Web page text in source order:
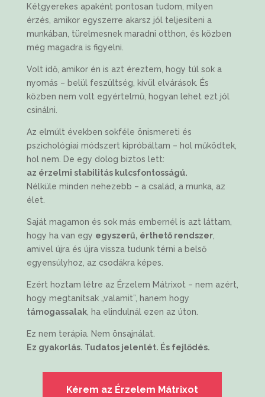
Kétgyerekes apaként pontosan tudom, milyen
érzés, amikor egyszerre akarsz jól teljesíteni a
munkában, türelmesnek maradni otthon, és közben
még magadra is figyelni.
Volt idő, amikor én is azt éreztem, hogy túl sok a
nyomás – belül feszültség, kívül elvárások. És
közben nem volt egyértelmű, hogyan lehet ezt jól
csinálni.
Az elmúlt években sokféle önismereti és
pszichológiai módszert kipróbáltam – hol működtek,
hol nem. De egy dolog biztos lett:
az érzelmi stabilitás kulcsfontosságú.
Nélküle minden nehezebb – a család, a munka, az
élet.
Saját magamon és sok más embernél is azt láttam,
hogy ha van egy egyszerű, érthető rendszer,
amivel újra és újra vissza tudunk térni a belső
egyensúlyhoz, az csodákra képes.
Ezért hoztam létre az Érzelem Mátrixot – nem azért,
hogy megtanítsak „valamit”, hanem hogy
támogassalak, ha elindulnál ezen az úton.
Ez nem terápia. Nem önsajnálat.
Ez gyakorlás. Tudatos jelenlét. És fejlődés.
Kérem az Érzelem Mátrixot